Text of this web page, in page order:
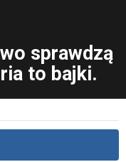
sprawdzą
to bajki.